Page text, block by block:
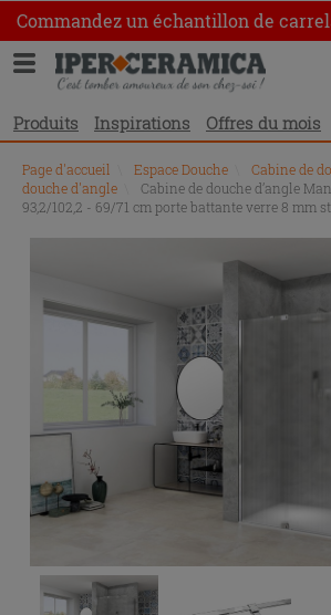
Commandez un échantillon de
Produits Inspirations Offres du mois
Page d'accueil Espace Douche Cabine de
douche d'angle
Cabine de douche d’angle
93,2/102,2 - 69/71 cm porte battante verre 8 mm